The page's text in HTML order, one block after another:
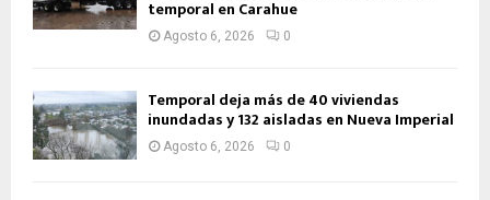
temporal en Carahue
Agosto 6, 2026 0
Temporal deja más de 40 viviendas
inundadas y 132 aisladas en Nueva Imperial
Agosto 6, 2026 0